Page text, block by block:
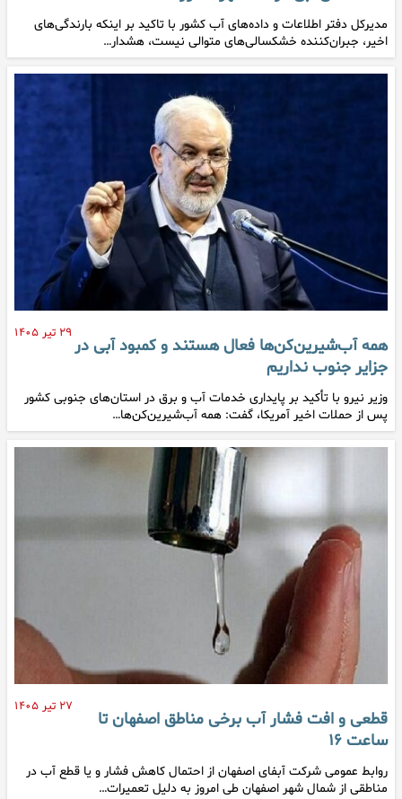
مدیرکل دفتر اطلاعات و داده‌های آب کشور با تاکید بر اینکه بارندگی‌های
اخیر، جبران‌کننده خشکسالی‌های متوالی نیست، هشدار…
۲۹ تیر ۱۴۰۵
همه آب‌شیرین‌کن‌ها فعال هستند و کمبود آبی در
جزایر جنوب نداریم
وزیر نیرو با تأکید بر پایداری خدمات آب و برق در استان‌های جنوبی کشور
پس از حملات اخیر آمریکا، گفت: همه آب‌شیرین‌کن‌ها…
۲۷ تیر ۱۴۰۵
قطعی و افت فشار آب برخی مناطق اصفهان تا
ساعت ۱۶
روابط عمومی شرکت آبفای اصفهان از احتمال کاهش فشار و یا قطع آب در
مناطقی از شمال شهر اصفهان طی امروز به دلیل تعمیرات…